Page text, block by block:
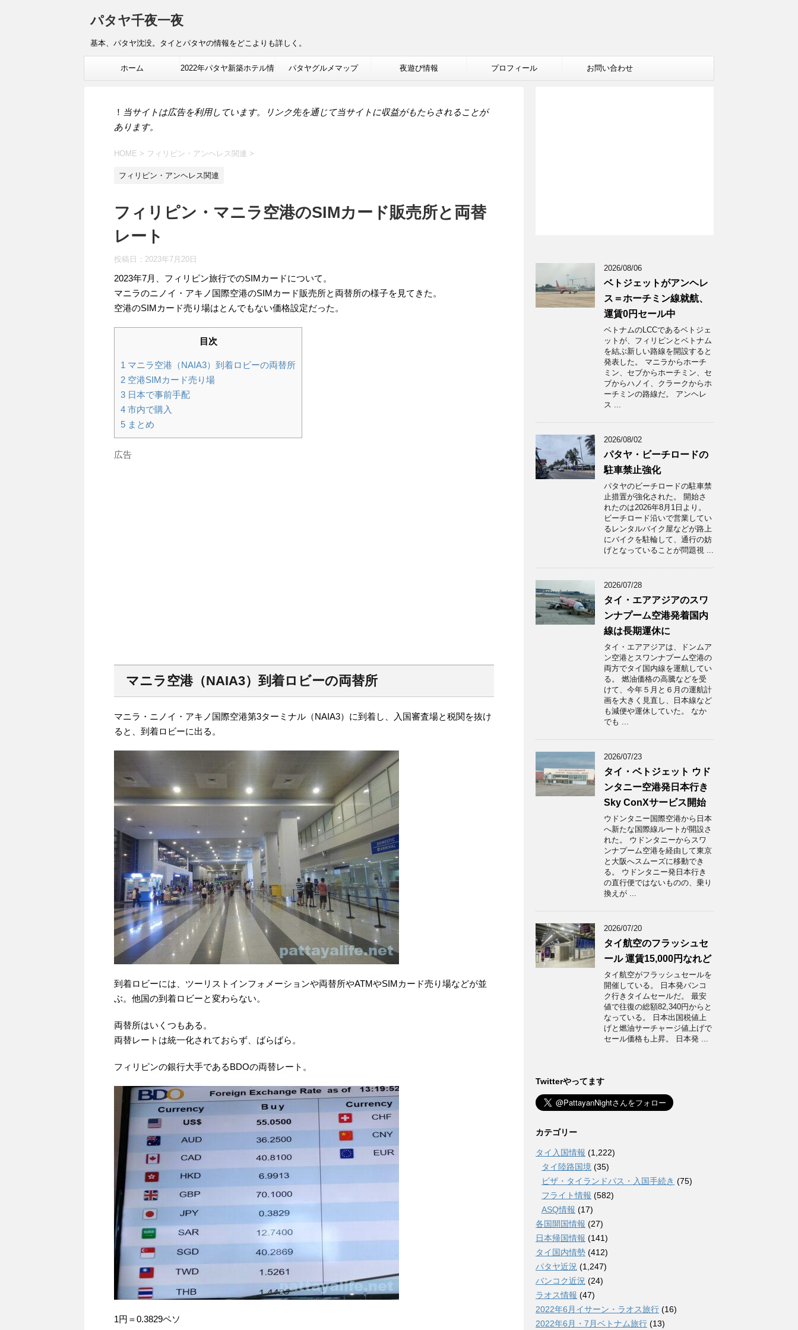
パタヤ千夜一夜
基本、パタヤ沈没。タイとパタヤの情報をどこよりも詳しく。
ホーム 2022年パタヤ新築ホテル情 パタヤグルメマップ 夜遊び情報 プロフィール お問い合わせ
！ 当サイトは広告を利用しています。リンク先を通じて当サイトに収益がもたらされることが
あります。
HOME > フィリピン・アンヘレス関連 >
フィリピン・アンヘレス関連
フィリピン・マニラ空港のSIMカード販売所と両替
レート
投稿日： 2023年7月20日
2023年7月、フィリピン旅行でのSIMカードについて。
マニラのニノイ・アキノ国際空港のSIMカード販売所と両替所の様子を見てきた。
空港のSIMカード売り場はとんでもない価格設定だった。
目次
1 マニラ空港（NAIA3）到着ロビーの両替所
2 空港SIMカード売り場
3 日本で事前手配
4 市内で購入
5 まとめ
広告
マニラ空港（NAIA3）到着ロビーの両替所
マニラ・ニノイ・アキノ国際空港第3ターミナル（NAIA3）に到着し、入国審査場と税関を抜け
ると、到着ロビーに出る。
到着ロビーには、ツーリストインフォメーションや両替所やATMやSIMカード売り場などが並
ぶ。他国の到着ロビーと変わらない。
両替所はいくつもある。
両替レートは統一化されておらず、ばらばら。
フィリピンの銀行大手であるBDOの両替レート。
1円＝0.3829ペソ
2026/08/06
ベトジェットがアンヘレ
ス＝ホーチミン線就航、
運賃0円セール中
ベトナムのLCCであるベトジェ
ットが、フィリピンとベトナム
を結ぶ新しい路線を開設すると
発表した。 マニラからホーチ
ミン、セブからホーチミン、セ
ブからハノイ、クラークからホ
ーチミンの路線だ。 アンヘレ
ス ...
2026/08/02
パタヤ・ビーチロードの
駐車禁止強化
パタヤのビーチロードの駐車禁
止措置が強化された。 開始さ
れたのは2026年8月1日より。
ビーチロード沿いで営業してい
るレンタルバイク屋などが路上
にバイクを駐輪して、通行の妨
げとなっていることが問題視 ...
2026/07/28
タイ・エアアジアのスワ
ンナプーム空港発着国内
線は長期運休に
タイ・エアアジアは、ドンムア
ン空港とスワンナプーム空港の
両方でタイ国内線を運航してい
る。 燃油価格の高騰などを受
けて、今年５月と６月の運航計
画を大きく見直し、日本線など
も減便や運休していた。 なか
でも ...
2026/07/23
タイ・ベトジェット ウド
ンタニー空港発日本行き
Sky ConXサービス開始
ウドンタニー国際空港から日本
へ新たな国際線ルートが開設さ
れた。 ウドンタニーからスワ
ンナプーム空港を経由して東京
と大阪へスムーズに移動でき
る。 ウドンタニー発日本行き
の直行便ではないものの、乗り
換えが ...
2026/07/20
タイ航空のフラッシュセ
ール 運賃15,000円なれど
タイ航空がフラッシュセールを
開催している。 日本発バンコ
ク行きタイムセールだ。 最安
値で往復の総額82,340円からと
なっている。 日本出国税値上
げと燃油サーチャージ値上げで
セール価格も上昇。 日本発 ...
Twitterやってます
カテゴリー
タイ入国情報 (1,222)
タイ陸路国境 (35)
ビザ・タイランドパス・入国手続き (75)
フライト情報 (582)
ASQ情報 (17)
各国開国情報 (27)
日本帰国情報 (141)
タイ国内情勢 (412)
パタヤ近況 (1,247)
バンコク近況 (24)
ラオス情報 (47)
2022年6月イサーン・ラオス旅行 (16)
2022年6月・7月ベトナム旅行 (13)